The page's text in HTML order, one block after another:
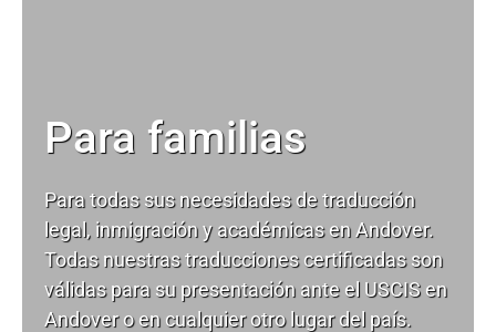
Para familias
Para todas sus necesidades detraducción
legal, inmigración y académicas en Andover.
Todas nuestras traducciones certificadas son
válidas para su presentación ante el USCIS en
Andover o en cualquier otro lugar del país.